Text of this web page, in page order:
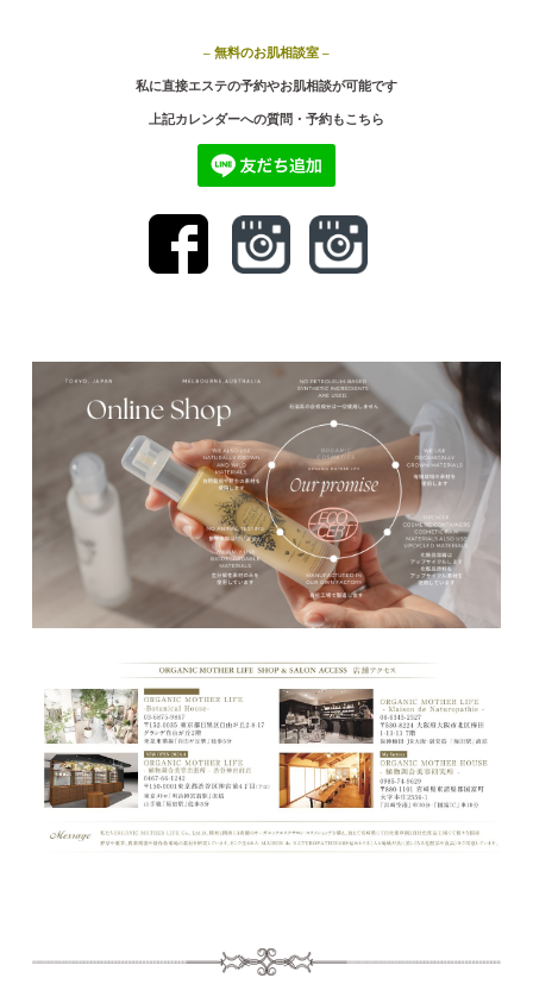
– 無料のお肌相談室 –
私に直接エステの予約やお肌相談が可能です
上記カ レンダーへの質問・予約もこちら